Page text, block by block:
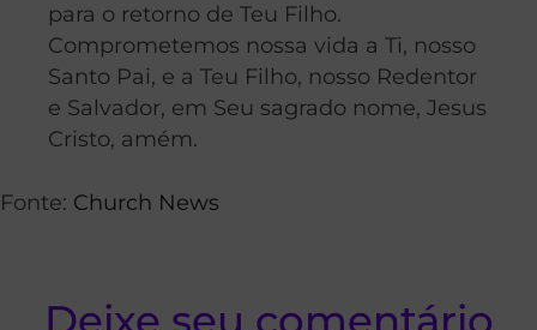
para o retorno de Teu Filho.
Comprometemos nossa vida a Ti, nosso
Santo Pai, e a Teu Filho, nosso Redentor
e Salvador, em Seu sagrado nome, Jesus
Cristo, amém.
Fonte: Church News